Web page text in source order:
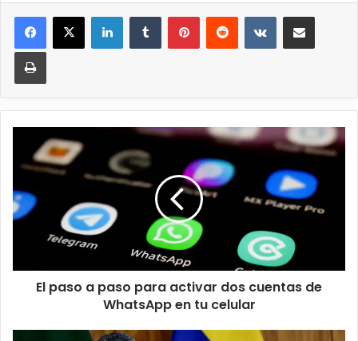
El paso a paso para activar dos cuentas de
WhatsApp en tu celular